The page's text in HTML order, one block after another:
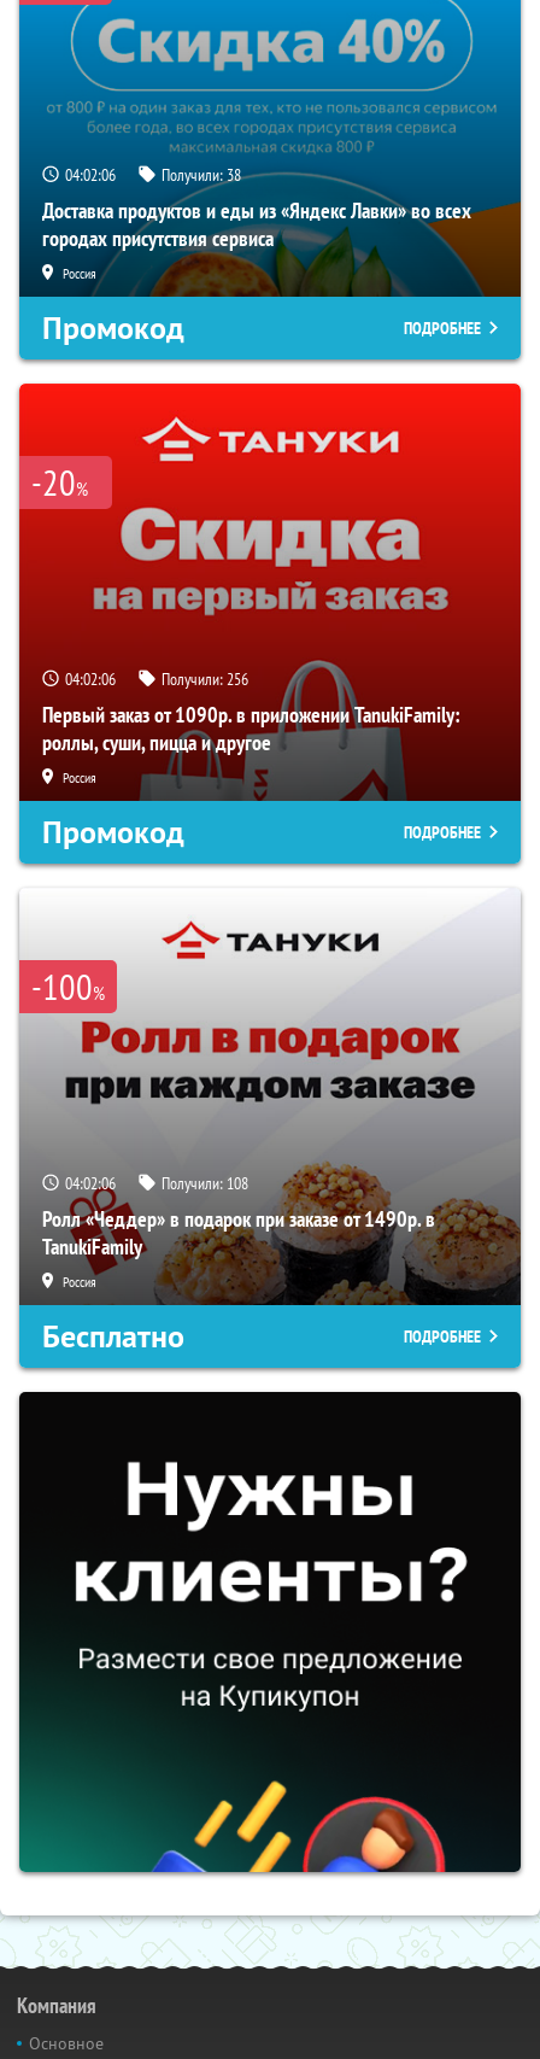
04:02:05 Получили:38
Доставка продуктов и еды из «Яндекс Лавки» во всех
городах присутствия сервиса
Россия
Промокод ПОДРОБНЕЕ
-20%
04:02:05 Получили:256
Первый заказ от 1090р. в приложении TanukiFamily:
роллы, суши, пицца и другое
Россия
Промокод ПОДРОБНЕЕ
-100%
04:02:05 Получили: 108
Ролл «Чеддер» в подарок при заказе от 1490р. в
TanukiFamily
Россия
Бесплатно ПОДРОБНЕЕ
Компания
Основное